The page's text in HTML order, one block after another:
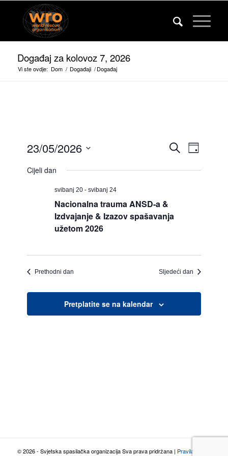
Događaj za kolovoz 7, 2026
Vi ste ovdje: Dom / Događaji / Događaj
Događaj
Pretraživanje
Pogled
na
Dan
23/05/2026
Datum.
Cijeli dan
svibanj 20 -svibanj 24
Nacionalna trauma ANSD-a &
Izdvajanje & Izazov spašavanja
užetom 2026
Prethodni dan Sljedeći dan
Pretplatite se na kalendar
© 2026 - Svjetska spasilačka organizacija Sva prava pridržana | Pravila o